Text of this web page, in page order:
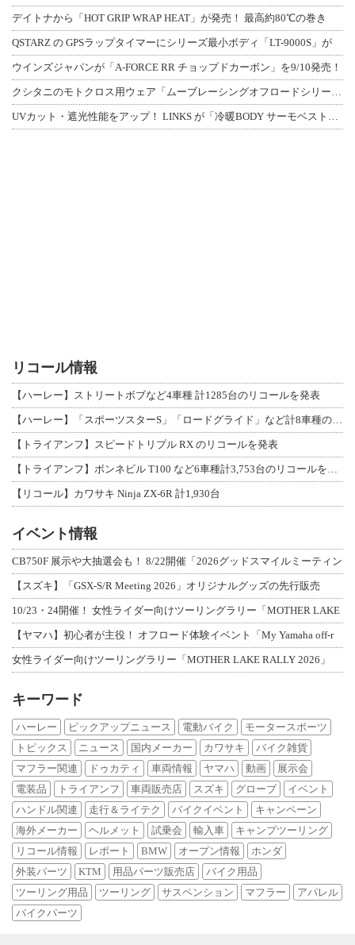
デイトナから「HOT GRIP WRAP HEAT」が発売！ 最高約80℃の巻き
QSTARZ の GPSラップタイマーにシリーズ最小ボディ「LT-9000S」が
ウインズジャパンが「A-FORCE RR チョップドカーボン」を9/10発売！
リコール情報
【ハーレー】ストリートボブなど4車種 計1285台のリコールを発表
【トライアンフ】スピードトリプル RX のリコールを発表
【リコール】カワサキ Ninja ZX-6R 計1,930台
イベント情報
CB750F 展示や大抽選会も！ 8/22開催「2026グッドスマイルミーティン
【スズキ】「GSX-S/R Meeting 2026」オリジナルグッズの先行販売
10/23・24開催！ 女性ライダー向けツーリングラリー「MOTHER LAKE
【ヤマハ】初心者が主役！ オフロード体験イベント「My Yamaha off-r
女性ライダー向けツーリングラリー「MOTHER LAKE RALLY 2026」
キーワード
ハーレー ピックアップニュース 電動バイク
モータースポーツ
トピックス
ニュース 国内メーカー カワサキ
バイク雑貨
マフラー関連
ドゥカティ 車両情報 ヤマハ 動画
展示会
電装品
トライアンフ 車両販売店 スズキ グローブ
イベント
ハンドル関連
走行＆ライテク バイクイベント
キャンペーン
海外メーカー
ヘルメット 試乗会 輸入車
キャンプツーリング
リコール情報
レポート BMW オープン情報
ホンダ
外装パーツ
KTM 用品パーツ販売店
バイク用品
ツーリング用品
ツーリング サスペンション マフラー
アパレル
バイクパーツ